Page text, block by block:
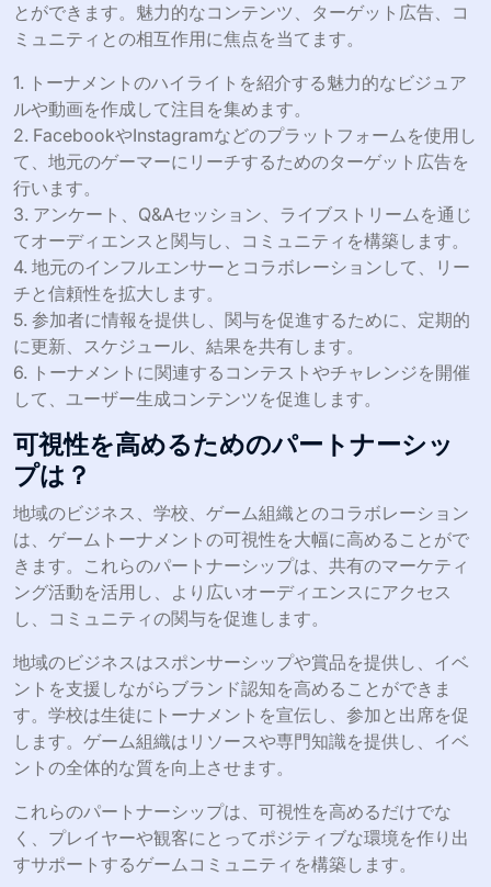
とができます。魅力的なコンテンツ、ターゲット広告、コ
ミュニティとの相互作用に焦点を当てます。
1. トーナメントのハイライトを紹介する魅力的なビジュア
ルや動画を作成して注目を集めます。
2. FacebookやInstagramなどのプラットフォームを使用し
て、地元のゲーマーにリーチするためのターゲット広告を
行います。
3. アンケート、Q&Aセッション、ライブストリームを通じ
てオーディエンスと関与し、コミュニティを構築します。
4. 地元のインフルエンサーとコラボレーションして、リー
チと信頼性を拡大します。
5. 参加者に情報を提供し、関与を促進するために、定期的
に更新、スケジュール、結果を共有します。
6. トーナメントに関連するコンテストやチャレンジを開催
して、ユーザー生成コンテンツを促進します。
可視性を高めるためのパートナーシッ
プは？
地域のビジネス、学校、ゲーム組織とのコラボレーション
は、ゲームトーナメントの可視性を大幅に高めることがで
きます。これらのパートナーシップは、共有のマーケティ
ング活動を活用し、より広いオーディエンスにアクセス
し、コミュニティの関与を促進します。
地域のビジネスはスポンサーシップや賞品を提供し、イベ
ントを支援しながらブランド認知を高めることができま
す。学校は生徒にトーナメントを宣伝し、参加と出席を促
します。ゲーム組織はリソースや専門知識を提供し、イベ
ントの全体的な質を向上させます。
これらのパートナーシップは、可視性を高めるだけでな
く、プレイヤーや観客にとってポジティブな環境を作り出
すサポートするゲームコミュニティを構築します。